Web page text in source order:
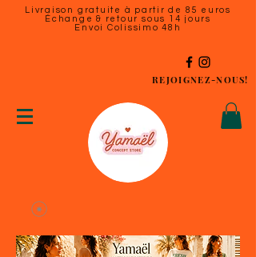
Livraison gratuite à partir de 85 euros
Échange & retour sous 14 jours
Envoi Colissimo 48h
REJOIGNEZ-NOUS!